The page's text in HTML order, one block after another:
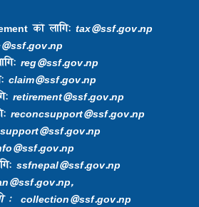
को लागि: tax@ssf.gov.np
reg@ssf.gov.np
claim@ssf.gov.np
retirement@ssf.gov.np
reconcsupport@ssf.gov.np
ssfnepal@ssf.gov.np​
: collection@ssf.gov.np